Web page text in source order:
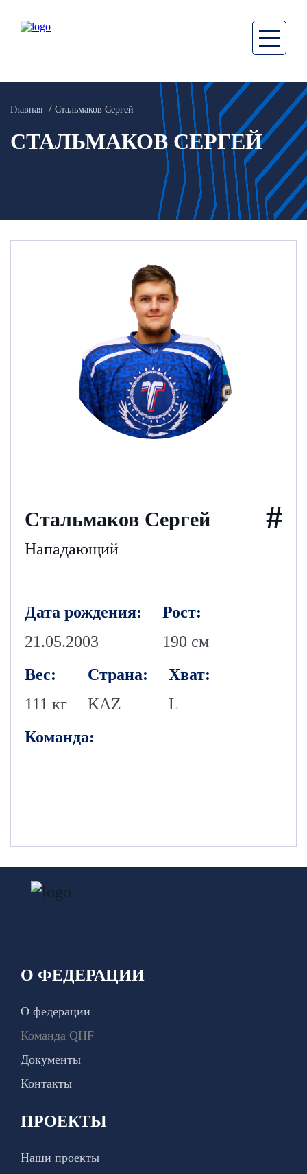
Главная Стальмаков Сергей
СТАЛЬМАКОВ СЕРГЕЙ
Стальмаков Сергей
Нападающий
#
Дата рождения:
21.05.2003
Рост:
190 см
Вес:
111 кг
Страна:
KAZ
Хват:
L
Команда:
О ФЕДЕРАЦИИ
О федерации
Команда QHF
Документы
Контакты
ПРОЕКТЫ
Наши проекты